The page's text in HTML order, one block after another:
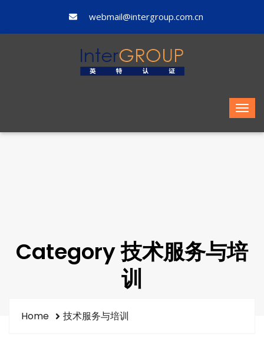
webmail@intergroup.com.cn
Category 技术服务与培
训
Home 技术服务与培训